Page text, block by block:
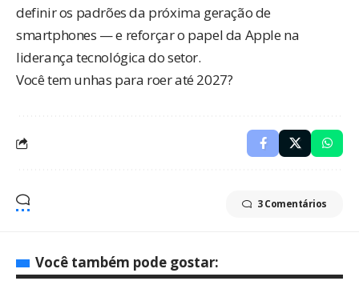
definir os padrões da próxima geração de
smartphones — e reforçar o papel da Apple na
liderança tecnológica do setor.
Você tem unhas para roer até 2027?
3 Comentários
Você também pode gostar: